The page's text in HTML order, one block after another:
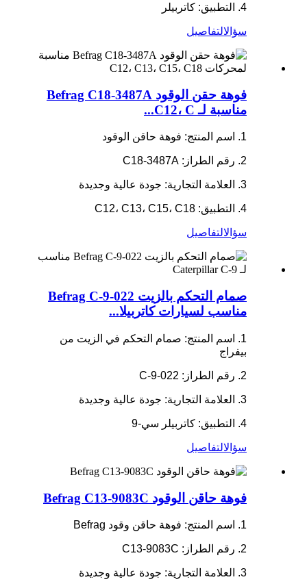
4. التطبيق: كاتربيلر
سؤالالتفاصيل
فوهة حقن الوقود Befrag C18-3487A
مناسبة لـ C12، C...
1. اسم المنتج: فوهة حاقن الوقود
2. رقم الطراز: C18-3487A
3. العلامة التجارية: جودة عالية وجديدة
4. التطبيق: C12، C13، C15، C18
سؤالالتفاصيل
صمام التحكم بالزيت Befrag C-9-022
مناسب لسيارات كاتربيلا...
1. اسم المنتج: صمام التحكم في الزيت من
بيفراج
2. رقم الطراز: C-9-022
3. العلامة التجارية: جودة عالية وجديدة
4. التطبيق: كاتربيلر سي-9
سؤالالتفاصيل
فوهة حاقن الوقود Befrag C13-9083C
1. اسم المنتج: فوهة حاقن وقود Befrag
2. رقم الطراز: C13-9083C
3. العلامة التجارية: جودة عالية وجديدة